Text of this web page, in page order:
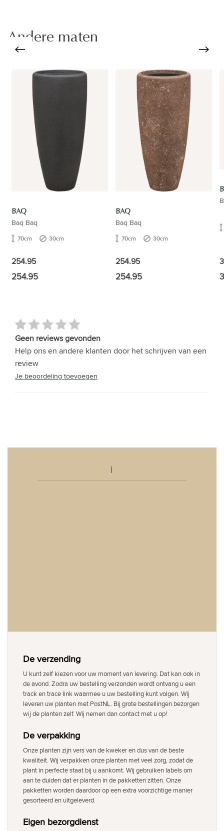
Andere maten
BAQ
Baq Baq
70cm 30cm
254.95
254.95
BAQ
Baq Baq
70cm 30cm
254.95
254.95
Geen reviews gevonden
Help ons en andere klanten door het schrijven van een
review
Je beoordeling toevoegen
De verzending
U kunt zelf kiezen voor uw moment van levering. Dat kan ook in
de avond. Zodra uw bestelling verzonden wordt ontvang u een
track en trace link waarmee u uw bestelling kunt volgen. Wij
leveren uw planten met PostNL. Bij grote bestellingen bezorgen
wij de planten zelf. Wij nemen dan contact met u op!
De verpakking
Onze planten zijn vers van de kweker en dus van de beste
kwaliteit. Wij verpakken onze planten met veel zorg, zodat de
plant in perfecte staat bij u aankomt. Wij gebruiken labels om
aan te duiden dat er planten in de pakketten zitten. Onze
pakketten worden daardoor op een extra voorzichtige manier
gesorteerd en uitgeleverd.
Eigen bezorgdienst